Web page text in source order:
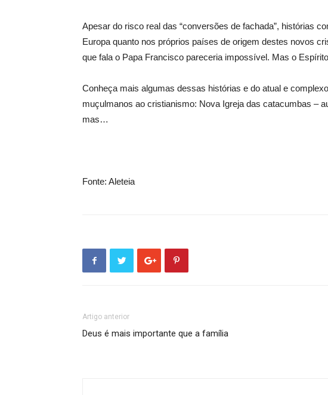
Apesar do risco real das “conversões de fachada”, histórias
Europa quanto nos próprios países de origem destes novos
que fala o Papa Francisco pareceria impossível. Mas o
Conheça mais algumas dessas histórias e do atual e
muçulmanos ao cristianismo: Nova Igreja das catacumbas –
mas…
Fonte: Aleteia
Artigo anterior
Deus é mais importante que a família